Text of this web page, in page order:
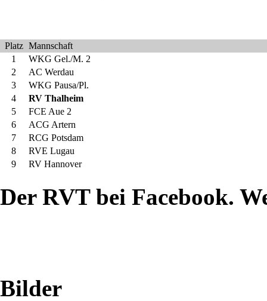
Platz Mannschaft
1
WKG Gel./M. 2
2
AC Werdau
3
WKG Pausa/Pl.
4
RV Thalheim
5
FCE Aue 2
6
ACG Artern
7
RCG Potsdam
8
RVE Lugau
9
RV Hannover
Der RVT bei Facebook.
Bilder
Landesliga
Sachsen
2020:
Hauptseite
Ergebnisse
Berichte
Tabelle
2019: